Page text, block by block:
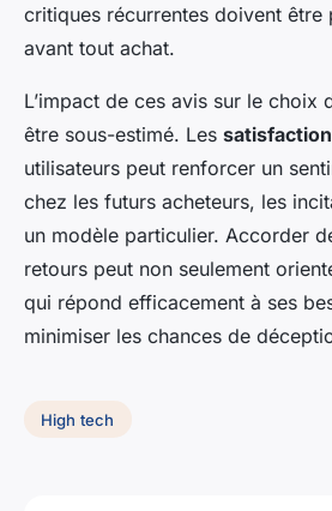
critiques récurrentes doivent être
avant tout achat.
L’impact de ces avis sur le choix
être sous-estimé. Les satisfaction
utilisateurs peut renforcer un
chez les futurs acheteurs, les
un modèle particulier. Accorder
retours peut non seulement
qui répond efficacement à ses
minimiser les chances de
High tech